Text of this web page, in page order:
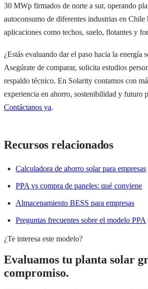
30 MWp firmados de norte a sur, operando
autoconsumo de diferentes industrias en Chile
aplicaciones como techos, suelo, flotantes y
¿Estás evaluando dar el paso hacia la energía
Asegúrate de comparar, solicita estudios
respaldo técnico. En Solarity contamos con
experiencia en ahorro, sostenibilidad y futuro
Contáctanos ya.
Recursos relacionados
Calculadora de ahorro solar para empresas
PPA vs compra de paneles: qué conviene
Almacenamiento BESS para empresas
Preguntas frecuentes sobre el modelo PPA
¿Te interesa este modelo?
Evaluamos tu planta solar
compromiso.